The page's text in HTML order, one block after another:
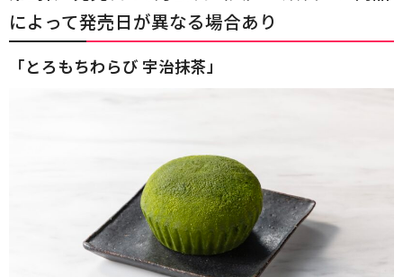
によって発売日が異なる場合あり
「とろもちわらび 宇治抹茶」